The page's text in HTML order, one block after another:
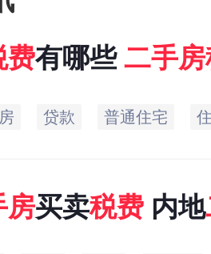
费有哪些 二手房
贷款 普通住宅
房买卖税费 内地